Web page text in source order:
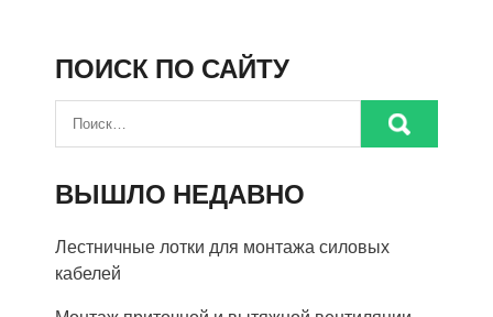
ПОИСК ПО САЙТУ
ВЫШЛО НЕДАВНО
Лестничные лотки для монтажа силовых
кабелей